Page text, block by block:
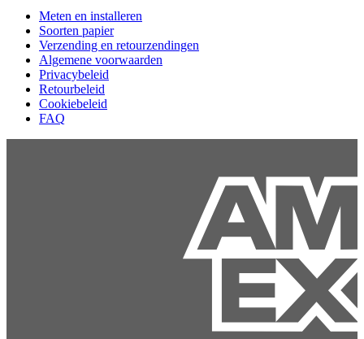
Meten en installeren
Soorten papier
Verzending en retourzendingen
Algemene voorwaarden
Privacybeleid
Retourbeleid
Cookiebeleid
FAQ